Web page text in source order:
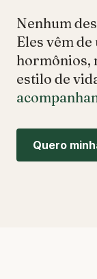
Nenhum
Eles vêm
hormônios,
estilo de
Quero